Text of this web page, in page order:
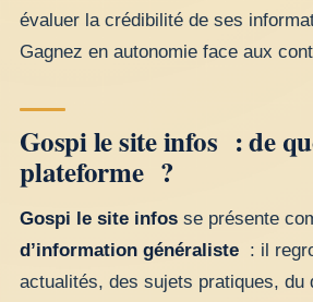
évaluer la crédibilité de ses
Gagnez en autonomie face aux
Gospi le site infos : de
plateforme ?
Gospi le site infos se présente
d’information généraliste : il
actualités, des sujets pratiques, du